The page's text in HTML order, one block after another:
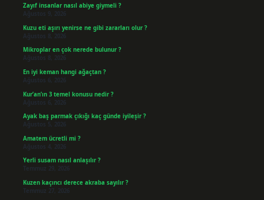
Zayıf insanlar nasıl abiye giymeli ?
Ağustos 9, 2026
Kuzu eti aşırı yenirse ne gibi zararları olur ?
Ağustos 8, 2026
Mikroplar en çok nerede bulunur ?
Ağustos 8, 2026
En iyi keman hangi ağaçtan ?
Ağustos 6, 2026
Kur’an’ın 3 temel konusu nedir ?
Ağustos 6, 2026
Ayak baş parmak çıkığı kaç günde iyileşir ?
Ağustos 5, 2026
Amatem ücretli mi ?
Ağustos 4, 2026
Yerli susam nasıl anlaşılır ?
Temmuz 29, 2026
Kuzen kaçıncı derece akraba sayılır ?
Temmuz 27, 2026